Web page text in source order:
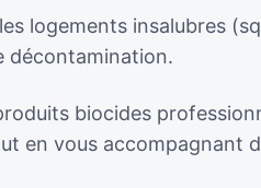
logements insalubres
décontamination.
biocides
en vous accompagnant